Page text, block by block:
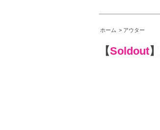
ホーム アウター
【Soldout】